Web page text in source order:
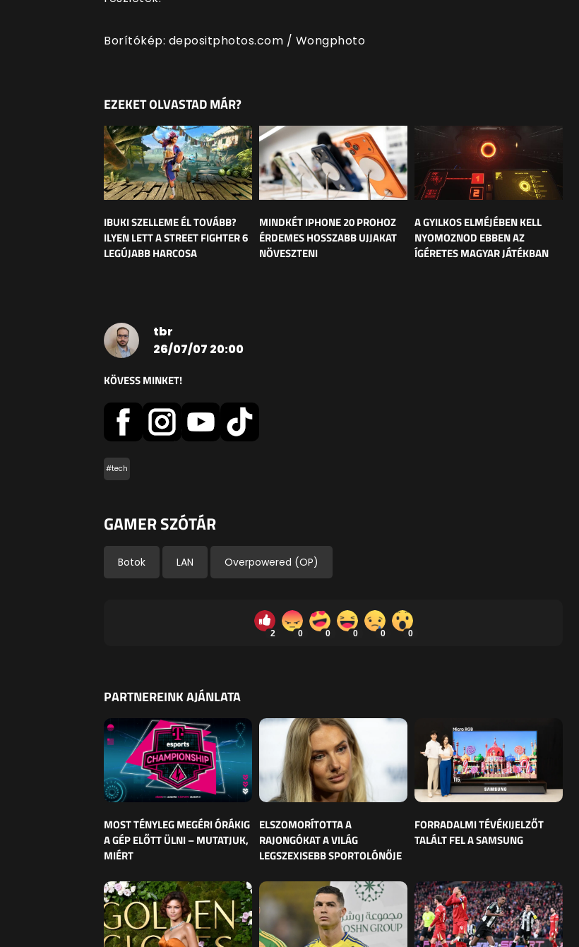
Borítókép: depositphotos.com / Wongphoto
EZEKET OLVASTAD MÁR?
IBUKI SZELLEME ÉL TOVÁBB?
ILYEN LETT A STREET FIGHTER 6
LEGÚJABB HARCOSA
MINDKÉT IPHONE 20 PROHOZ
ÉRDEMES HOSSZABB UJJAKAT
NÖVESZTENI
A GYILKOS ELMÉJÉBEN KELL
NYOMOZNOD EBBEN AZ
ÍGÉRETES MAGYAR JÁTÉKBAN
tbr
26/07/07 20:00
KÖVESS MINKET!
#tech
GAMER SZÓTÁR
Botok LAN Overpowered (OP)
2 0 0 0 0 0
PARTNEREINK AJÁNLATA
MOST TÉNYLEG MEGÉRI ÓRÁKIG
A GÉP ELŐTT ÜLNI – MUTATJUK,
MIÉRT
ELSZOMORÍTOTTA A
RAJONGÓKAT A VILÁG
LEGSZEXISEBB SPORTOLÓNŐJE
FORRADALMI TÉVÉKIJELZŐT
TALÁLT FEL A SAMSUNG